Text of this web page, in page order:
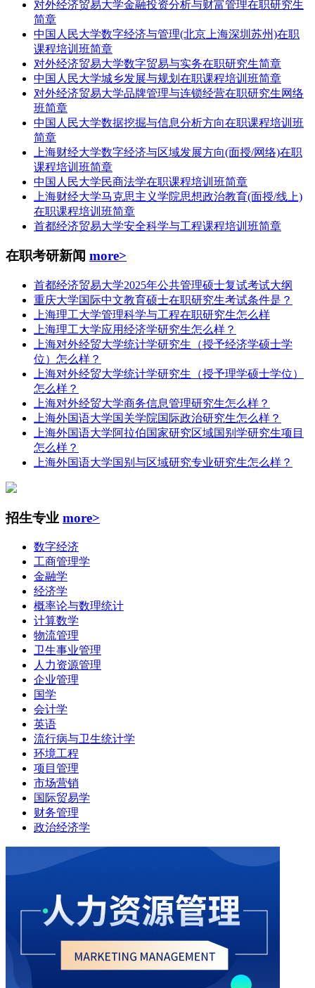
对外经济贸易大学金融投资分析与财富管理在职研究生
简章
中国人民大学数字经济与管理(北京上海深圳苏州)在职
课程培训班简章
对外经济贸易大学数字贸易与实务在职研究生简章
中国人民大学城乡发展与规划在职课程培训班简章
对外经济贸易大学品牌管理与连锁经营在职研究生网络
班简章
中国人民大学数据挖掘与信息分析方向在职课程培训班
简章
上海财经大学数字经济与区域发展方向(面授/网络)在职
课程培训班简章
中国人民大学民商法学在职课程培训班简章
上海财经大学马克思主义学院思想政治教育(面授/线上)
在职课程培训班简章
首都经济贸易大学安全科学与工程课程培训班简章
在职考研新闻 more>
首都经济贸易大学2025年公共管理硕士复试考试大纲
重庆大学国际中文教育硕士在职研究生考试条件是？
上海理工大学管理科学与工程在职研究生怎么样
上海理工大学应用经济学研究生怎么样？
上海对外经贸大学统计学研究生（授予经济学硕士学
位）怎么样？
上海对外经贸大学统计学研究生（授予理学硕士学位）
怎么样？
上海对外经贸大学商务信息管理研究生怎么样？
上海外国语大学国关学院国际政治研究生怎么样？
上海外国语大学阿拉伯国家研究区域国别学研究生项目
怎么样？
上海外国语大学国别与区域研究专业研究生怎么样？
招生专业 more>
数字经济
工商管理学
金融学
经济学
概率论与数理统计
计算数学
物流管理
卫生事业管理
人力资源管理
企业管理
国学
会计学
英语
流行病与卫生统计学
环境工程
项目管理
市场营销
国际贸易学
财务管理
政治经济学